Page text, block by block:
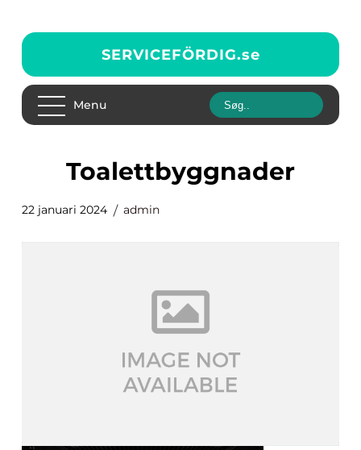
SERVICEFÖRDIG.se
Menu
toalettbyggnader
22 januari 2024 admin